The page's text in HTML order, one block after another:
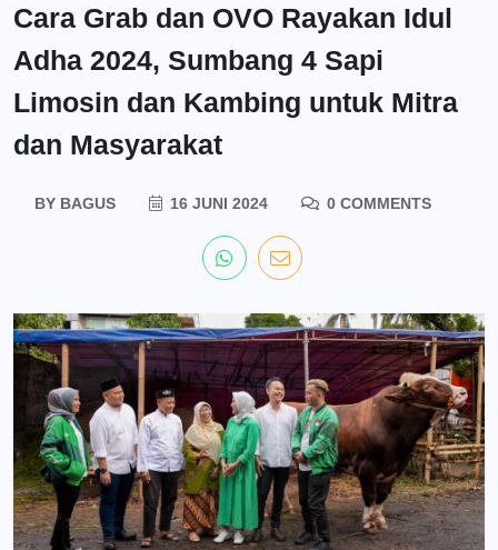
Cara Grab dan OVO Rayakan Idul
Adha 2024, Sumbang 4 Sapi
Limosin dan Kambing untuk Mitra
dan Masyarakat
BYBAGUS 16 JUNI 2024 0 COMMENTS